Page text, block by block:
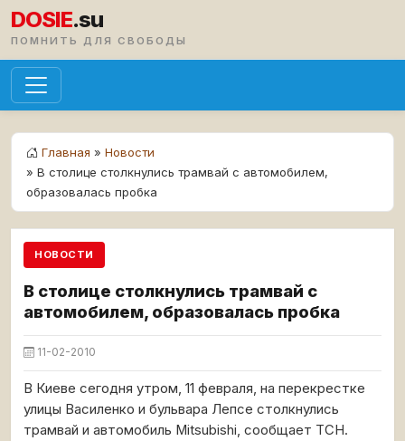
DOSIE.su
ПОМНИТЬ ДЛЯ СВОБОДЫ
Главная » Новости
» В столице столкнулись трамвай с автомобилем,
образовалась пробка
НОВОСТИ
В столице столкнулись трамвай с
автомобилем, образовалась пробка
11-02-2010
В Киеве сегодня утром, 11 февраля, на перекрестке
улицы Василенко и бульвара Лепсе столкнулись
трамвай и автомобиль Mitsubishi, сообщает ТСН.